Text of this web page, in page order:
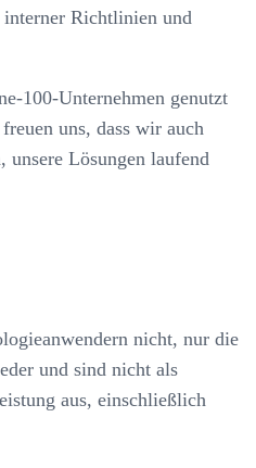
Richtlinien und
100-Unternehmen genutzt
uns, dass wir auch
unsere Lösungen laufend
nicht, nur die
und sind nicht als
aus, einschließlich